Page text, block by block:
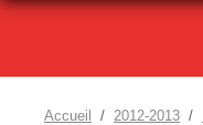
Accueil 2012-2013